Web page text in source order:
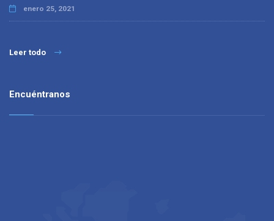
enero 25, 2021
Leer todo
Encuéntranos